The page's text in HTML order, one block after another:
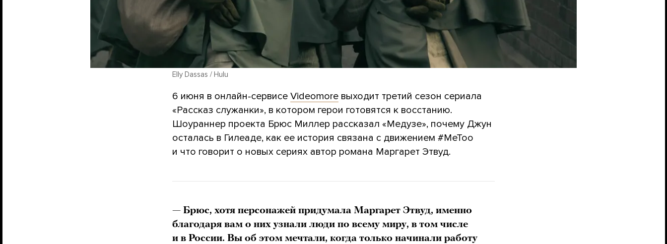
Elly Dassas / Hulu
6 июня в онлайн-сервисе Videomore выходит третий сезон сериала
«Рассказ служанки», в котором герои готовятся к восстанию.
Шоураннер проекта Брюс Миллер рассказал «Медузе», почему Джун
осталась в Гилеаде, как ее история связана с движением #MeToo
и что говорит о новых сериях автор романа Маргарет Этвуд.
— Брюс, хотя персонажей придумала Маргарет Этвуд, именно
благодаря вам о них узнали люди по всему миру, в том числе
и в России. Вы об этом мечтали, когда только начинали работу